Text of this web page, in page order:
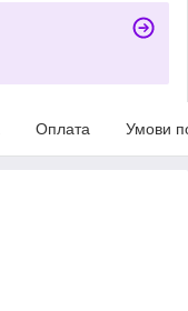
Оплата Умови